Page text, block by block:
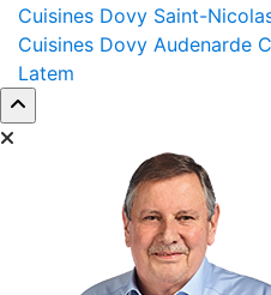
Cuisines Dovy Saint-
Cuisines Dovy Audenarde
Latem